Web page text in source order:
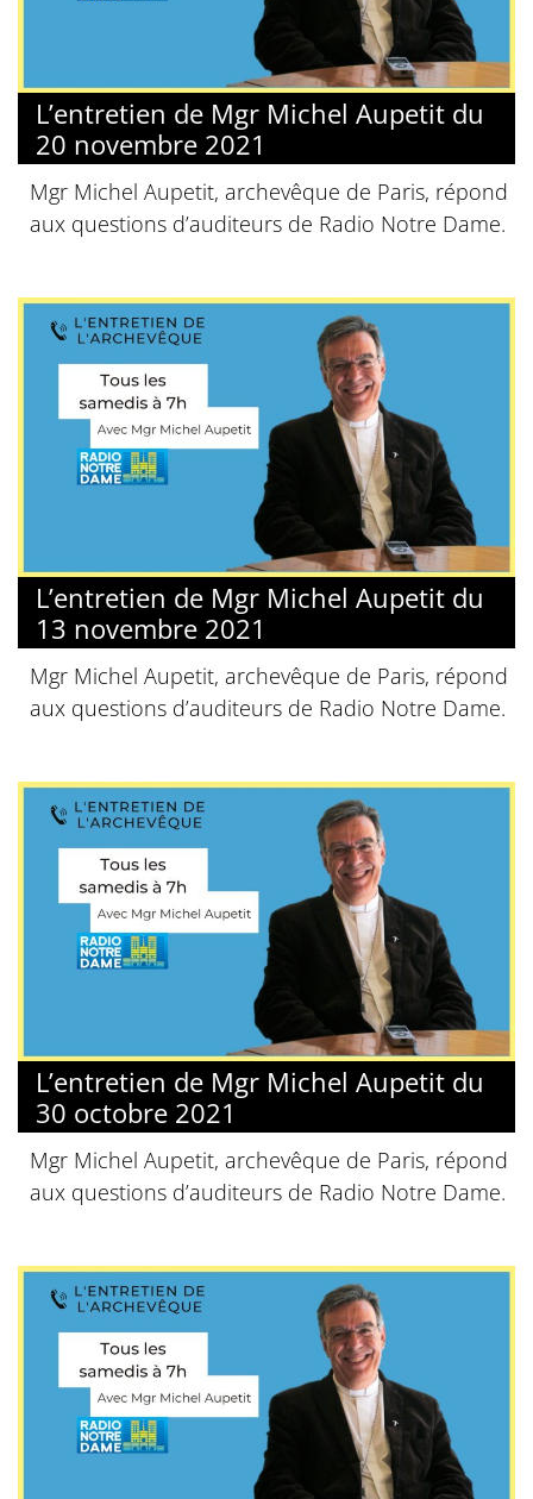
L’entretien de Mgr Michel Aupetit du
20 novembre 2021
Mgr Michel Aupetit, archevêque de Paris, répond
aux questions d’auditeurs de Radio Notre Dame.
L’entretien de Mgr Michel Aupetit du
13 novembre 2021
Mgr Michel Aupetit, archevêque de Paris, répond
aux questions d’auditeurs de Radio Notre Dame.
L’entretien de Mgr Michel Aupetit du
30 octobre 2021
Mgr Michel Aupetit, archevêque de Paris, répond
aux questions d’auditeurs de Radio Notre Dame.